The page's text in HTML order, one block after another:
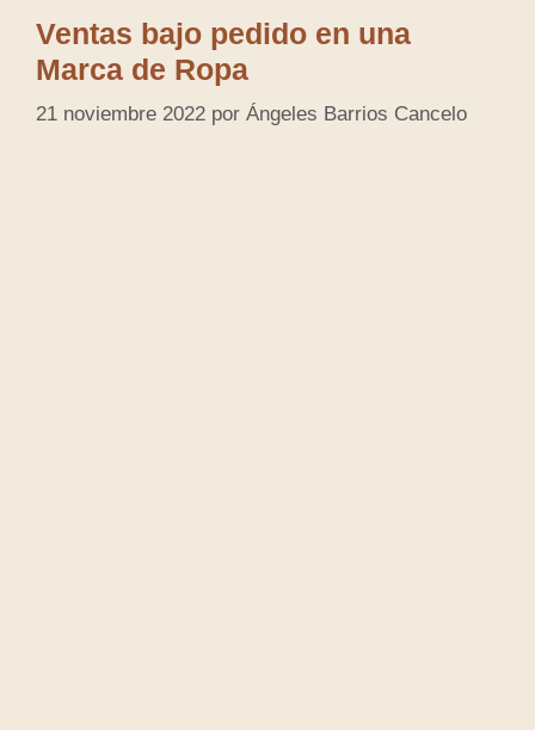
Ventas bajo pedido en una
Marca de Ropa
21 noviembre 2022 por Ángeles Barrios Cancelo